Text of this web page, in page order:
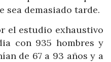
sea demasiado tarde.
el estudio exhaustivo
con 935 hombres y
de 67 a 93 años y a